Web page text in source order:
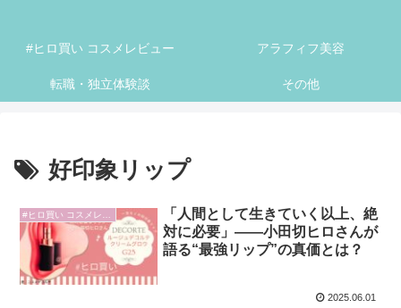
#ヒロ買い コスメレビュー アラフィフ美容
転職・独立体験談 その他
好印象リップ
「人間として生きていく以上、絶
対に必要」——小田切ヒロさんが
語る“最強リップ”の真価とは？
2025.06.01